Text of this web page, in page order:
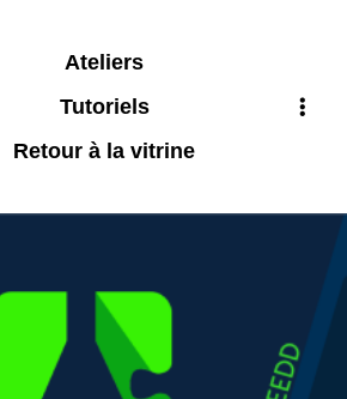
Ateliers
Tutoriels
Retour à la vitrine